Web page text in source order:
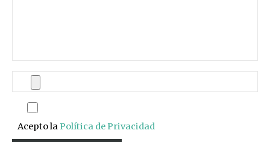
Acepto laPolítica de Privacidad